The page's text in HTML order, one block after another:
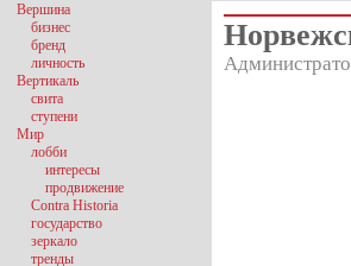
Вершина
бизнес
бренд
личность
Вертикаль
свита
ступени
Мир
лобби
интересы
продвижение
Contra Historia
государство
зеркало
тренды